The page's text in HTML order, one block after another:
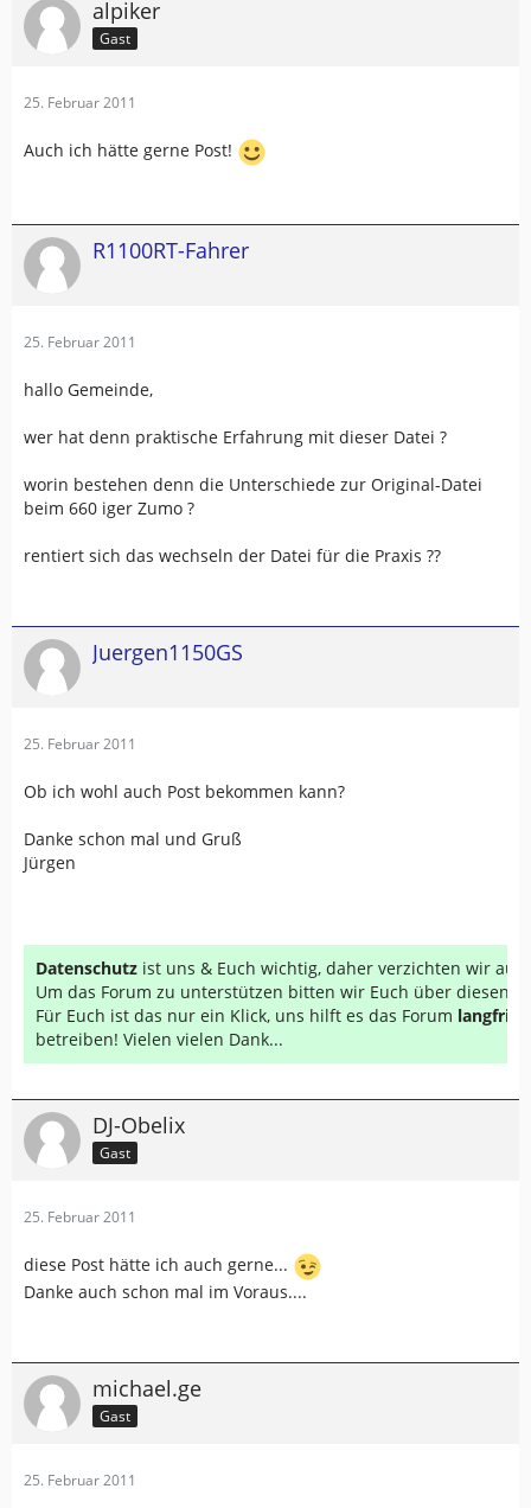
alpiker
Gast
25. Februar 2011
Auch ich hätte gerne Post!
R1100RT-Fahrer
25. Februar 2011
hallo Gemeinde,
wer hat denn praktische Erfahrung mit dieser Datei ?
worin bestehen denn die Unterschiede zur Original-Datei
beim 660 iger Zumo ?
rentiert sich das wechseln der Datei für die Praxis ??
Juergen1150GS
25. Februar 2011
Ob ich wohl auch Post bekommen kann?
Danke schon mal und Gruß
Jürgen
Datenschutz ist uns & Euch wichtig, daher verzichten wir auf
Um das Forum zu unterstützen bitten wir Euch über diesen
Für Euch ist das nur ein Klick, uns hilft es das Forum
betreiben! Vielen vielen Dank...
DJ-Obelix
Gast
25. Februar 2011
diese Post hätte ich auch gerne...
Danke auch schon mal im Voraus....
michael.ge
Gast
25. Februar 2011